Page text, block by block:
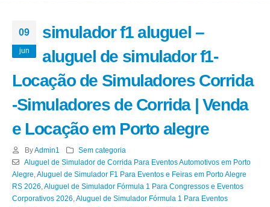
09
jun
simulador f1 aluguel –
aluguel de simulador f1-
Locação de Simuladores Corrida
-Simuladores de Corrida | Venda
e Locação em Porto alegre
ByAdmin1
Sem categoria
Aluguel de Simulador de Corrida Para Eventos Automotivos em Porto
Alegre Aluguel de Simulador F1 Para Eventos e Feiras em Porto Alegre
RS 2026 Aluguel de Simulador Fórmula 1 Para Congressos e Eventos
Corporativos 2026 Aluguel de Simulador Fórmula 1 Para Eventos